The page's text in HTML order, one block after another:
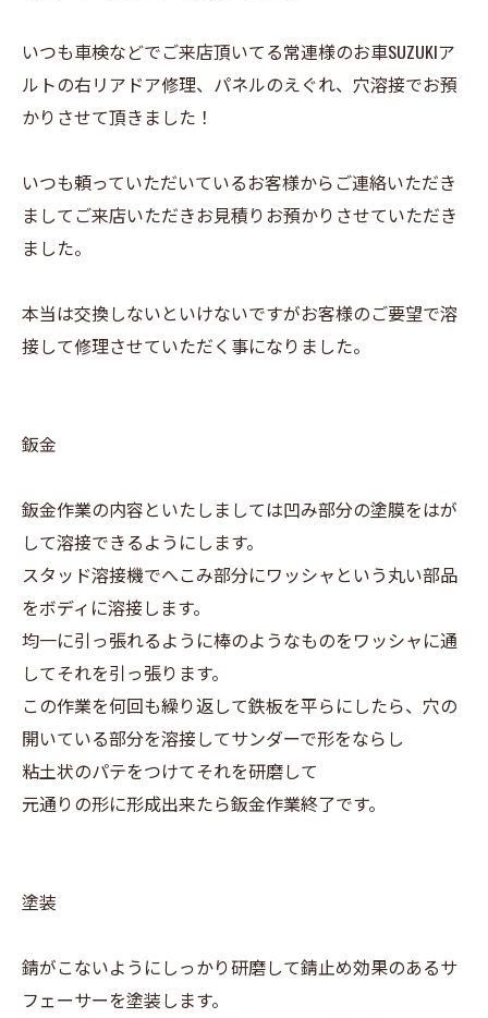
いつも車検などでご来店頂いてる常連様のお車SUZUKIア
ルトの右リアドア修理、パネルのえぐれ、穴溶接でお預
かりさせて頂きました！
いつも頼っていただいているお客様からご連絡いただき
ましてご来店いただきお見積りお預かりさせていただき
ました。
本当は交換しないといけないですがお客様のご要望で溶
接して修理させていただく事になりました。
鈑金
鈑金作業の内容といたしましては凹み部分の塗膜をはが
して溶接できるようにします。
スタッド溶接機でへこみ部分にワッシャという丸い部品
をボディに溶接します。
均一に引っ張れるように棒のようなものをワッシャに通
してそれを引っ張ります。
この作業を何回も繰り返して鉄板を平らにしたら、穴の
開いている部分を溶接してサンダーで形をならし
粘土状のパテをつけてそれを研磨して
元通りの形に形成出来たら鈑金作業終了です。
塗装
錆がこないようにしっかり研磨して錆止め効果のあるサ
フェーサーを塗装します。